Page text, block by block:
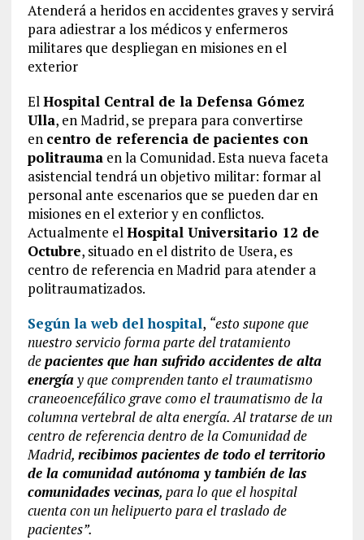
Atenderá a heridos en accidentes graves y servirá
para adiestrar a los médicos y enfermeros
militares que despliegan en misiones en el
exterior
ElHospital Central de la Defensa Gómez
Ulla, en Madrid, se prepara para convertirse
en centro de referencia de pacientes con
politraumaen la Comunidad. Esta nueva faceta
asistencial tendrá un objetivo militar: formar al
personal ante escenarios que se pueden dar en
misiones en el exterior y en conflictos.
Actualmente elHospital Universitario 12 de
Octubre, situado en el distrito de Usera, es
centro de referencia en Madrid para atender a
politraumatizados.
Según la web del hospital, “esto supone que
nuestro servicio forma parte del tratamiento
depacientes que han sufrido accidentes de alta
energíay que comprenden tanto el traumatismo
craneoencefálico grave como el traumatismo de la
columna vertebral de alta energía. Al tratarse de un
centro de referencia dentro de la Comunidad de
Madrid, recibimos pacientes de todo el territorio
de la comunidad autónoma y también de las
comunidades vecinas, para lo que el hospital
cuenta con un helipuerto para el traslado de
pacientes”.